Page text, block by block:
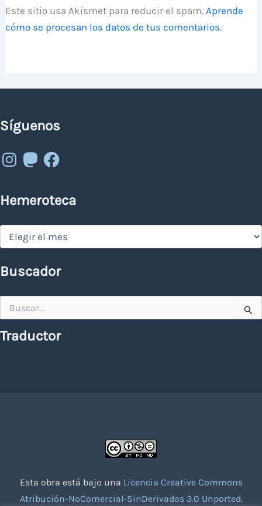
Este sitio usa Akismet para reducir el spam.Aprende
cómo se procesan los datos de tus comentarios.
Síguenos
Instagram
MastodonFacebook
Hemeroteca
Hemeroteca
Buscador
por:
Traductor
Esta obra está bajo una Licencia Creative Commons
Atribución-NoComercial-SinDerivadas 3.0 Unported.